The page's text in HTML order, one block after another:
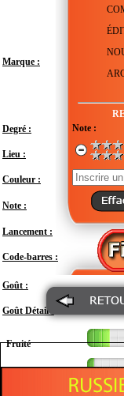
Note :
Marque :
Degré :
Lieu :
Couleur :
Note :
Lancement :
Code-barres :
Goût :
Goût Détail :
Fruité